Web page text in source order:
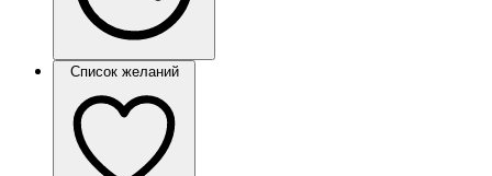
Список желаний